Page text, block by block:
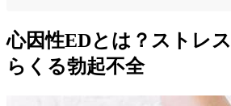
心因性EDとは？ストレ
らくる勃起不全